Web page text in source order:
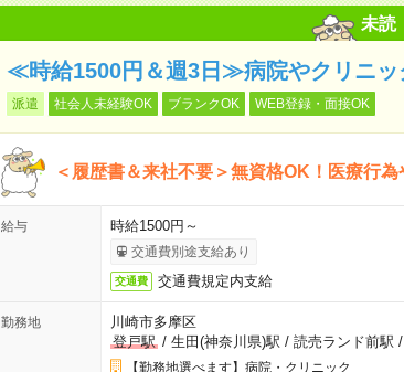
未読
≪時給1500円＆週3日≫病院やクリニッ
派遣 社会人未経験OK ブランクOK WEB登録・面接OK
＜履歴書＆来社不要＞無資格OK！医療行
給与 時給1500円～
交通費別途支給あり
交通費 交通費規定内支給
勤務地
川崎市多摩区
登戸駅/ 生田(神奈川県)駅 / 読売ランド前駅 /
【勤務地選べます】病院・クリニック